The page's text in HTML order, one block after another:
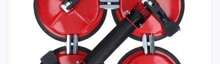
Spojovací materiál